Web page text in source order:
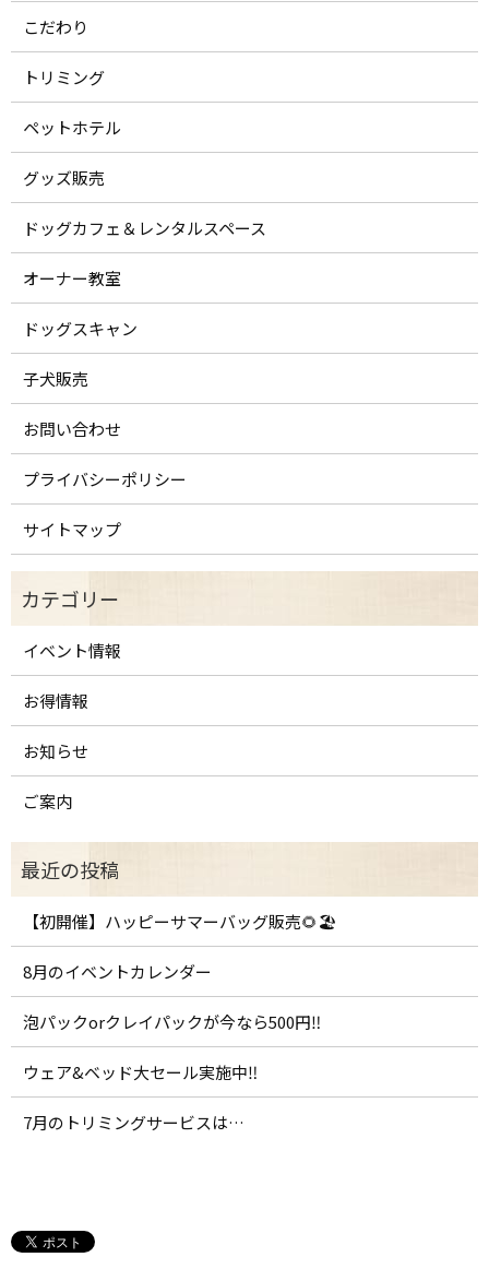
こだわり
トリミング
ペットホテル
グッズ販売
ドッグカフェ＆レンタルスペース
オーナー教室
ドッグスキャン
子犬販売
お問い合わせ
プライバシーポリシー
サイトマップ
イベント情報
お得情報
お知らせ
ご案内
【初開催】ハッピーサマーバッグ販売🌻🏖️
8月のイベントカレンダー
泡パックorクレイパックが今なら500円‼️
ウェア&ベッド大セール実施中‼️
7月のトリミングサービスは…